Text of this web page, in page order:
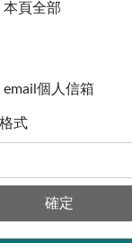
本頁全部
email個人信箱
式
確定